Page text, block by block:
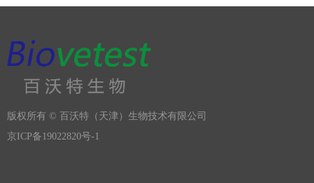
版权所有 © 百沃特（天津）生物技术有限公司
京ICP备19022820号-1